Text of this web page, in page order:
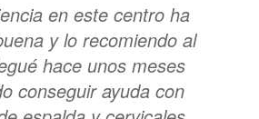
en este centro ha
y lo recomiendo al
hace unos meses
conseguir ayuda con